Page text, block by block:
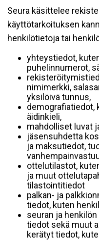
Seura käsittelee
käyttötarkoituksen
henkilötietoja tai
yhteystiedot,
puhelinnumerot,
nimimerkki,
yksilöivä tunnus,
demografiatiedot,
äidinkieli,
mahdolliset luvat
jäsensuhdetta
ja maksutiedot,
ottelutilastot,
ja muut
tilastointitiedot
palkan- ja
tiedot, kuten
seuran ja
tiedot sekä muut
kerätyt tiedot,